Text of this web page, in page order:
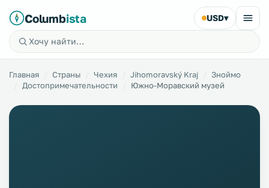
Columbista USD▾
Главная Страны Чехия Jihomoravský Kraj
Зноймо
Достопримечательности
Южно-Моравский музей